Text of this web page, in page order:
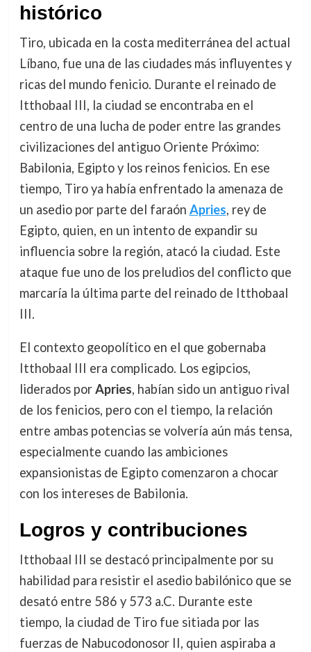
histórico
Tiro, ubicada en la costa mediterránea del actual
Líbano, fue una de las ciudades más influyentes y
ricas del mundo fenicio. Durante el reinado de
Itthobaal III, la ciudad se encontraba en el
centro de una lucha de poder entre las grandes
civilizaciones del antiguo Oriente Próximo:
Babilonia, Egipto y los reinos fenicios. En ese
tiempo, Tiro ya había enfrentado la amenaza de
un asedio por parte del faraón Apries, rey de
Egipto, quien, en un intento de expandir su
influencia sobre la región, atacó la ciudad. Este
ataque fue uno de los preludios del conflicto que
marcaría la última parte del reinado de Itthobaal
III.
El contexto geopolítico en el que gobernaba
Itthobaal III era complicado. Los egipcios,
liderados porApries, habían sido un antiguo rival
de los fenicios, pero con el tiempo, la relación
entre ambas potencias se volvería aún más tensa,
especialmente cuando las ambiciones
expansionistas de Egipto comenzaron a chocar
con los intereses de Babilonia.
Logros y contribuciones
Itthobaal III se destacó principalmente por su
habilidad para resistir el asedio babilónico que se
desató entre 586 y 573 a.C. Durante este
tiempo, la ciudad de Tiro fue sitiada por las
fuerzas de Nabucodonosor II, quien aspiraba a